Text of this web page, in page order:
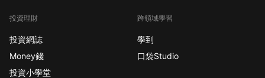
投資理財
投資網誌
Money錢
投資小學堂
跨領域學習
學到
口袋Studio